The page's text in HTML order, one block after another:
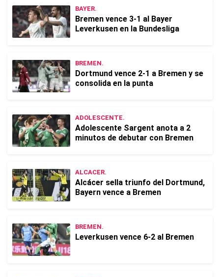
BAYER.
Bremen vence 3-1 al Bayer
Leverkusen en la Bundesliga
BREMEN.
Dortmund vence 2-1 a Bremen y se
consolida en la punta
ADOLESCENTE.
Adolescente Sargent anota a 2
minutos de debutar con Bremen
ALCACER.
Alcácer sella triunfo del Dortmund,
Bayern vence a Bremen
BREMEN.
Leverkusen vence 6-2 al Bremen